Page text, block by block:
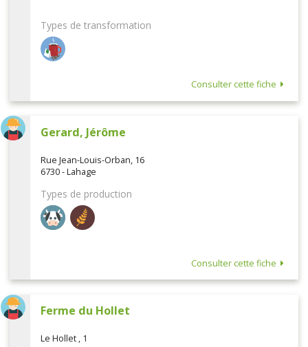
Types de transformation
Consulter cette fiche
Gerard, Jérôme
Rue Jean-Louis-Orban, 16
6730 - Lahage
Types de production
Consulter cette fiche
Ferme du Hollet
Le Hollet , 1